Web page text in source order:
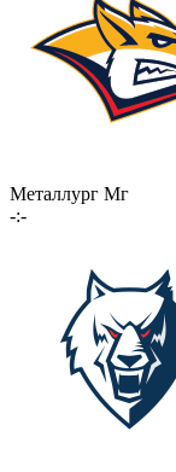
Металлург Мг
-:-